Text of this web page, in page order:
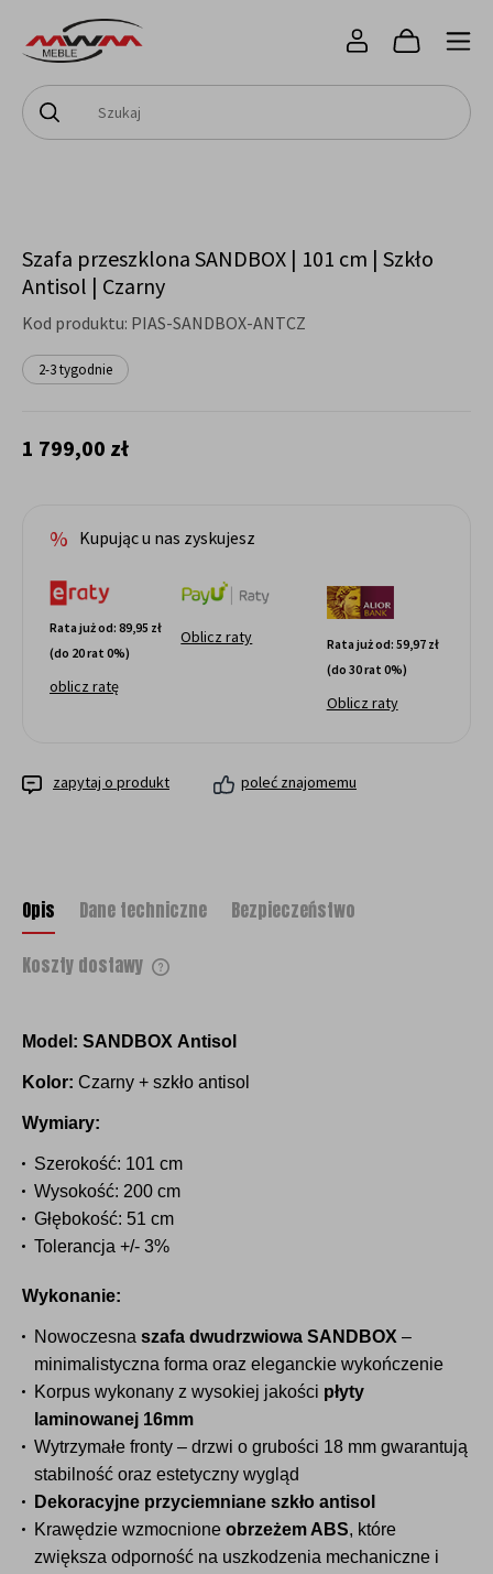
Szafa przeszklona SANDBOX | 101 cm | Szkło
Antisol | Czarny
Kod produktu: PIAS-SANDBOX-ANTCZ
2-3 tygodnie
1 799,00 zł
Kupując u nas zyskujesz
Rata już od: 89,95 zł
(do 20 rat 0%)
oblicz ratę
Oblicz raty Rata już od: 59,97 zł
(do 30 rat 0%)
Oblicz raty
zapytaj o produkt poleć znajomemu
Opis Dane techniczne Bezpieczeństwo
Koszty dostawy
Model: SANDBOX Antisol
Kolor: Czarny + szkło antisol
Wymiary:
Szerokość: 101 cm
Wysokość: 200 cm
Głębokość: 51 cm
Tolerancja +/- 3%
Wykonanie:
Nowoczesna szafa dwudrzwiowa SANDBOX –
minimalistyczna forma oraz eleganckie wykończenie
Korpus wykonany z wysokiej jakości płyty
laminowanej 16mm
Wytrzymałe fronty – drzwi o grubości 18 mm gwarantują
stabilność oraz estetyczny wygląd
Dekoracyjne przyciemniane szkło antisol
Krawędzie wzmocnione obrzeżem ABS, które
zwiększa odporność na uszkodzenia mechaniczne i